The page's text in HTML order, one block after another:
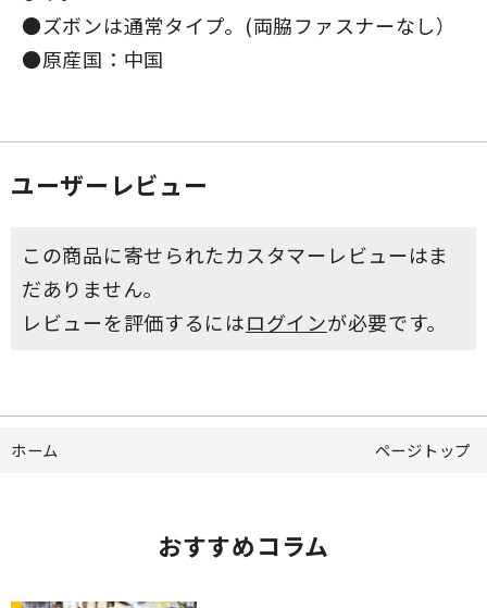
●ズボンは通常タイプ。(両脇ファスナーなし）
●原産国：中国
ユーザーレビュー
この商品に寄せられたカスタマーレビューはま
だありません。
レビューを評価するにはログインが必要です。
ホーム ページトップ
おすすめコラム